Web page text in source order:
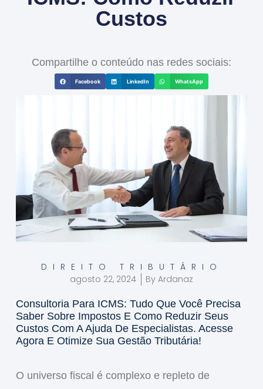
Custos
Compartilhe o conteúdo nas redes sociais:
Facebook LinkedIn WhatsApp
DIREITO TRIBUTÁRIO
agosto 22, 2024
By Ardanaz
Consultoria Para ICMS: Tudo Que Você Precisa
Saber Sobre Impostos E Como Reduzir Seus
Custos Com A Ajuda De Especialistas. Acesse
Agora E Otimize Sua Gestão Tributária!
O universo fiscal é complexo e repleto de